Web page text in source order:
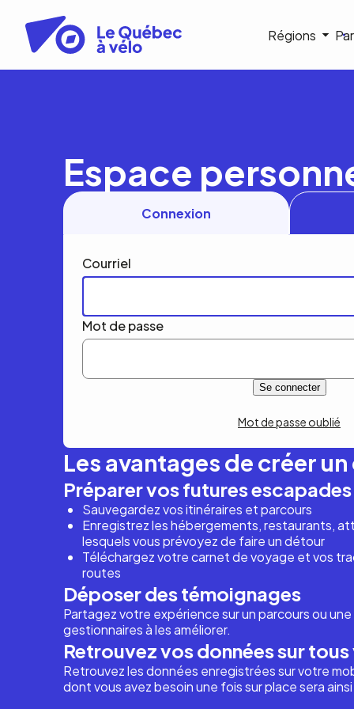
contenu
principal
Régions
Espace
Connexion
Courriel
Mot de passe
Mot de passe oublié
Les avantages de créer
Préparer vos futures escapades
Sauvegardez vos itinéraires et parcours
Enregistrez les hébergements, restaurants,
lesquels vous prévoyez de faire un détour
Téléchargez votre carnet de voyage et vos
routes
Déposer des témoignages
Partagez votre expérience sur un parcours ou
gestionnaires à les améliorer.
Retrouvez vos données sur
Retrouvez les données enregistrées sur votre
dont vous avez besoin une fois sur place sera